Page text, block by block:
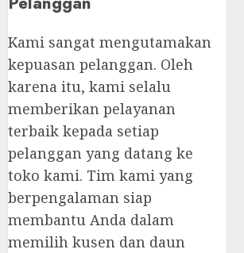
Kami sangat mengutamakan
kepuasan pelanggan. Oleh
karena itu, kami selalu
memberikan pelayanan
terbaik kepada setiap
pelanggan yang datang ke
toko kami. Tim kami yang
berpengalaman siap
membantu Anda dalam
memilih kusen dan daun